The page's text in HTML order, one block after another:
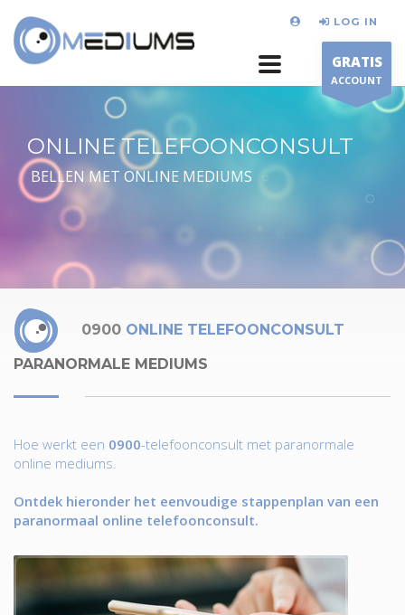
LOG IN
GRATIS
ACCOUNT
ONLINE TELEFOONCONSULT
BELLEN MET ONLINE MEDIUMS
0900 ONLINE TELEFOONCONSULT
PARANORMALE MEDIUMS
Hoe werkt een 0900-telefoonconsult met paranormale
online mediums.
Ontdek hieronder het eenvoudige stappenplan van een
paranormaal online telefoonconsult.